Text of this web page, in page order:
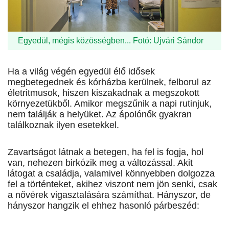
Egyedül, mégis közösségben... Fotó: Ujvári Sándor
Ha a világ végén egyedül élő idősek
megbetegednek és kórházba kerülnek, felborul az
életritmusok, hiszen kiszakadnak a megszokott
környezetükből. Amikor megszűnik a napi rutinjuk,
nem találják a helyüket. Az ápolónők gyakran
találkoznak ilyen esetekkel.
Zavartságot látnak a betegen, ha fel is fogja, hol
van, nehezen birkózik meg a változással. Akit
látogat a családja, valamivel könnyebben dolgozza
fel a történteket, akihez viszont nem jön senki, csak
a nővérek vigasztalására számíthat. Hányszor, de
hányszor hangzik el ehhez hasonló párbeszéd: